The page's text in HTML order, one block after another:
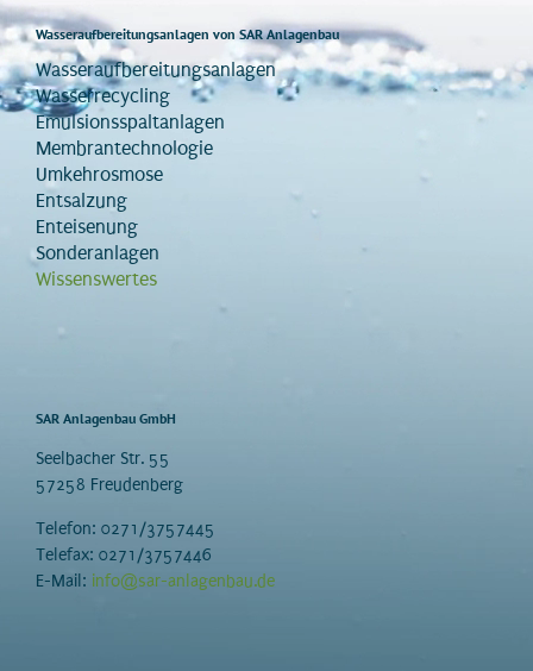
Wasseraufbereitungsanlagen von SAR Anlagenbau
Wasseraufbereitungsanlagen
Wasserrecycling
Emulsionsspaltanlagen
Membrantechnologie
Umkehrosmose
Entsalzung
Enteisenung
Sonderanlagen
Wissenswertes
SAR Anlagenbau GmbH
Seelbacher Str. 55
57258 Freudenberg
Telefon: 0271/3757445
Telefax: 0271/3757446
E-Mail: info@sar-anlagenbau.de